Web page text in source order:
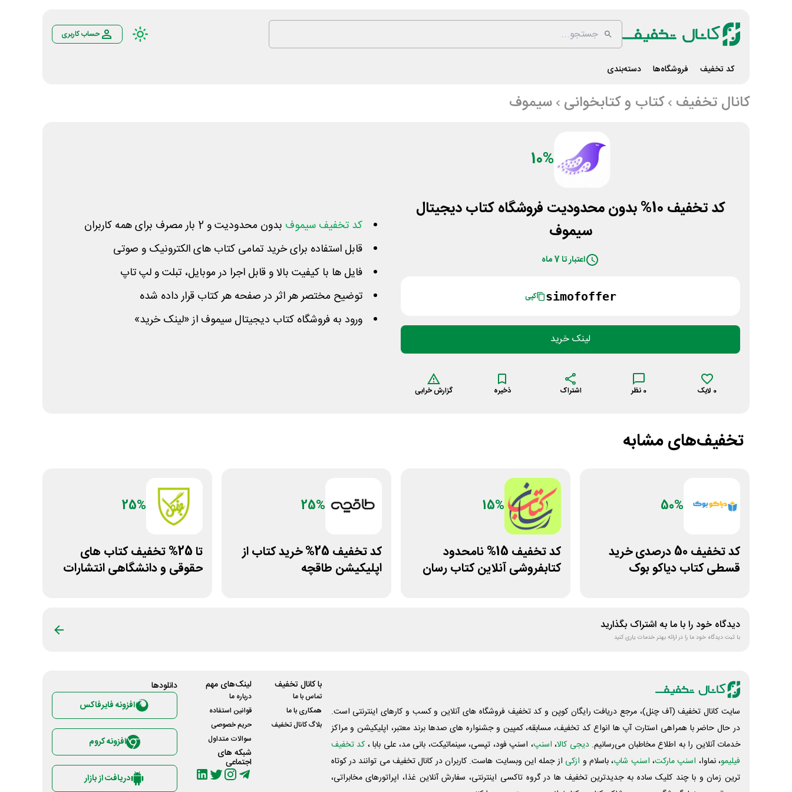
حساب کاربری
کد تخفیف فروشگاه‌ها دسته‌بندی
کانال تخفیف کتاب و کتابخوانی سیموف
10%
کد تخفیف 10% بدون محدودیت فروشگاه کتاب دیجیتال
سیموف
اعتبار تا 7 ماه
simofoffer کپی
لینک خرید
0 لایک 0 نظر اشتراک ذخیره گزارش خرابی
کد تخفیف سیموف بدون محدودیت و 2 بار مصرف برای همه کاربران
قابل استفاده برای خرید تمامی کتاب های الکترونیک و صوتی
فایل ها با کیفیت بالا و قابل اجرا در موبایل، تبلت و لپ تاپ
توضیح مختصر هر اثر در صفحه هر کتاب قرار داده شده
ورود به فروشگاه کتاب دیجیتال سیموف از «لینک خرید»
تخفیف‌های مشابه
50%
کد تخفیف 50 درصدی خرید
قسطی کتاب دیاکو بوک
15%
کد تخفیف 15% نامحدود
کتابفروشی آنلاین کتاب رسان
25%
کد تخفیف 25% خرید کتاب از
اپلیکیشن طاقچه
25%
تا 25% تخفیف کتاب های
حقوقی و دانشگاهی انتشارات
دیدگاه خود را با ما به اشتراک بگذارید
با ثبت دیدگاه خود ما را در ارائه بهتر خدمات یاری کنید
سایت کانال تخفیف (آف چنل)، مرجع دریافت رایگان کوپن و کد تخفیف فروشگاه های آنلاین و کسب و‌ کارهای اینترنتی است.
در حال حاضر با همراهی استارت آپ ها انواع کد تخفیف، مسابقه، کمپین و جشنواره های صدها برند معتبر، اپلیکیشن و مراکز
خدمات آنلاین را به اطلاع مخاطبان می‌رسانیم. دیجی کالا، اسنپ، اسنپ فود، تپسی، سینماتیکت، بانی مد، علی‌ بابا ، کد تخفیف
فیلیمو، نماوا، اسنپ مارکت، اسنپ شاپ، باسلام و ازکی از جمله این وبسایت ‌هاست. کاربران در کانال تخفیف می توانند در کوتاه
ترین زمان و با چند کلیک ساده به جدیدترین تخفیف ها در گروه تاکسی اینترنتی، سفارش آنلاین غذا، اپراتورهای مخابراتی،
با کانال تخفیف
تماس با ما
همکاری با ما
بلاگ کانال تخفیف
لینک‌های مهم
درباره ما
قوانین استفاده
حریم خصوصی
سوالات متداول
شبکه های
اجتماعی
دانلود‌ها
افزونه فایرفاکس
افزونه کروم
دریافت از بازار